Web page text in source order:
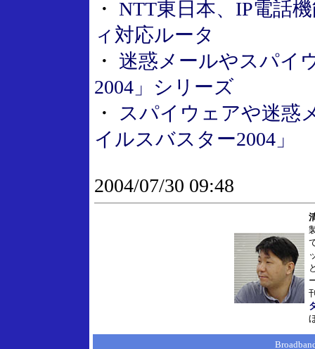
・ NTT東日本、IP電話
ィ対応ルータ
・ 迷惑メールやスパイ
2004」シリーズ
・
スパイウェアや迷惑
イルスバスター2004」
2004/07/30 09:48